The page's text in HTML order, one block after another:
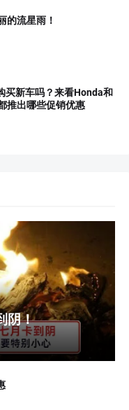
的流星雨！
买新车吗？来看Honda和
推出哪些促销优惠
阴！